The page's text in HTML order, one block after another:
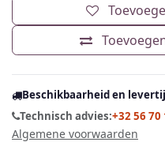
Beschikbaarheid en
Technisch advies:+32 56 70
Algemene voorwaarden